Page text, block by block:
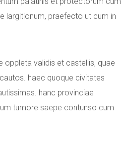
largitionum, praefecto ut cum in
oppleta validis et castellis, quae
haec quoque civitates
hanc provinciae
tumore saepe contunso cum